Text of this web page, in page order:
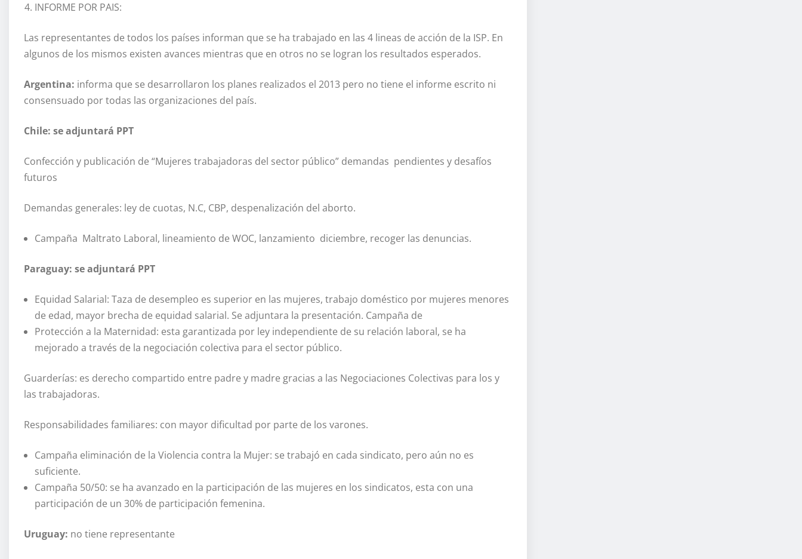
INFORME POR PAIS:
Las representantes de todos los países informan que se ha trabajado en las 4 lineas de acción de la ISP. En
algunos de los mismos existen avances mientras que en otros no se logran los resultados esperados.
Argentina: informa que se desarrollaron los planes realizados el 2013 pero no tiene el informe escrito ni
consensuado por todas las organizaciones del país.
Chile: se adjuntará PPT
Confección y publicación de “Mujeres trabajadoras del sector público” demandas pendientes y desafíos
futuros
Demandas generales: ley de cuotas, N.C, CBP, despenalización del aborto.
Campaña Maltrato Laboral, lineamiento de WOC, lanzamiento diciembre, recoger las denuncias.
Paraguay: se adjuntará PPT
Equidad Salarial: Taza de desempleo es superior en las mujeres, trabajo doméstico por mujeres menores
de edad, mayor brecha de equidad salarial. Se adjuntara la presentación. Campaña de
Protección a la Maternidad: esta garantizada por ley independiente de su relación laboral, se ha
mejorado a través de la negociación colectiva para el sector público.
Guarderías: es derecho compartido entre padre y madre gracias a las Negociaciones Colectivas para los y
las trabajadoras.
Responsabilidades familiares: con mayor dificultad por parte de los varones.
Campaña eliminación de la Violencia contra la Mujer: se trabajó en cada sindicato, pero aún no es
suficiente.
Campaña 50/50: se ha avanzado en la participación de las mujeres en los sindicatos, esta con una
participación de un 30% de participación femenina.
Uruguay: no tiene representante